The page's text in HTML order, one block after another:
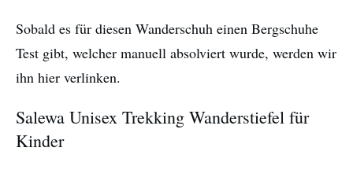
Sobald es für diesen Wanderschuh einen Bergschuhe
Test gibt, welcher manuell absolviert wurde, werden wir
ihn hier verlinken.
Salewa Unisex Trekking Wanderstiefel für
Kinder